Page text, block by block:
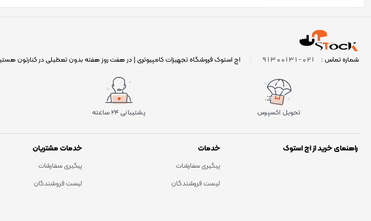
شماره تماس : 021-91300131 اچ استوک فروشگاه تجهیزات کامپیوتری | در هفت روز هفته بدون تعطیلی در کنارتون
تحویل اکسپرس پشتیبانی ۲۴ ساعته
راهنمای خرید از اچ استوک خدمات
پیگیری سفارشات
لیست فروشندگان
خدمات مشتریان
پیگیری سفارشات
لیست فروشندگان